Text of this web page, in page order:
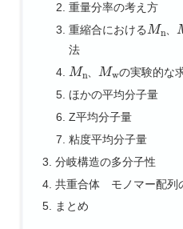
重量分率の考え方
重縮合におけるMn 、
法
Mn Mw の実験的な
ほかの平均分子量
Z平均分子量
粘度平均分子量
分岐構造の多分子性
共重合体 モノマー配列
まとめ